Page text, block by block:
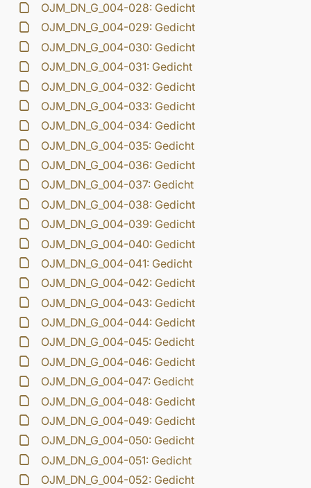
OJM_DN_G_004-028: Gedicht
OJM_DN_G_004-029: Gedicht
OJM_DN_G_004-030: Gedicht
OJM_DN_G_004-031: Gedicht
OJM_DN_G_004-032: Gedicht
OJM_DN_G_004-033: Gedicht
OJM_DN_G_004-034: Gedicht
OJM_DN_G_004-035: Gedicht
OJM_DN_G_004-036: Gedicht
OJM_DN_G_004-037: Gedicht
OJM_DN_G_004-038: Gedicht
OJM_DN_G_004-039: Gedicht
OJM_DN_G_004-040: Gedicht
OJM_DN_G_004-041: Gedicht
OJM_DN_G_004-042: Gedicht
OJM_DN_G_004-043: Gedicht
OJM_DN_G_004-044: Gedicht
OJM_DN_G_004-045: Gedicht
OJM_DN_G_004-046: Gedicht
OJM_DN_G_004-047: Gedicht
OJM_DN_G_004-048: Gedicht
OJM_DN_G_004-049: Gedicht
OJM_DN_G_004-050: Gedicht
OJM_DN_G_004-051: Gedicht
OJM_DN_G_004-052: Gedicht